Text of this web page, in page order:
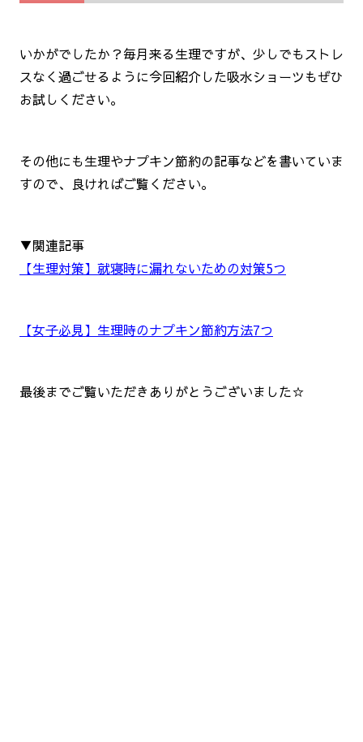
いかがでしたか？毎月来る生理ですが、少しでもストレ
スなく過ごせるように今回紹介した吸水ショーツもぜひ
お試しください。
その他にも生理やナプキン節約の記事などを書いていま
すので、良ければご覧ください。
▼関連記事
【生理対策】就寝時に漏れないための対策5つ
【女子必見】生理時のナプキン節約方法7つ
最後までご覧いただきありがとうございました☆